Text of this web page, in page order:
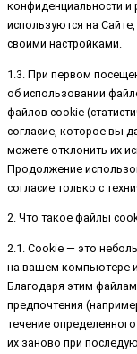
конфиденциальности и
используются на
своими настройками.
1.3. При первом
об использовании
файлов cookie
согласие, которое вы
можете отклонить их
Продолжение
согласие только с
2. Что такое файлы
2.1. Cookie — это
на вашем компьютере
Благодаря этим
предпочтения
течение
их заново при